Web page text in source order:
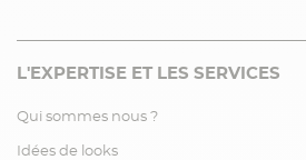
L'EXPERTISE ET LES SERVICES
Qui sommes nous ?
Idées de looks